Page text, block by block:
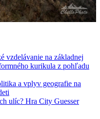
vzdelávanie na základnej
kurikula z pohľadu
a vplyv geografie na
ulíc? Hra City Guesser